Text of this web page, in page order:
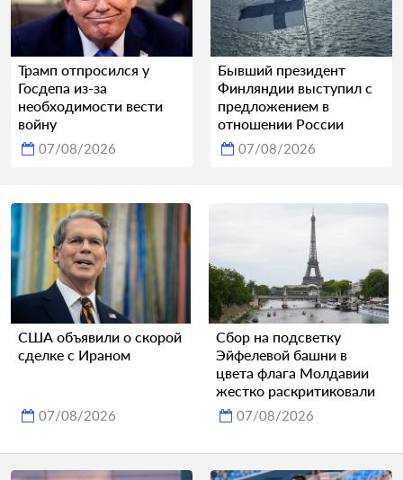
Трамп отпросился у
Госдепа из-за
необходимости вести
войну
07/08/2026
Бывший президент
Финляндии выступил с
предложением в
отношении России
07/08/2026
США объявили о скорой
сделке с Ираном
07/08/2026
Сбор на подсветку
Эйфелевой башни в
цвета флага Молдавии
жестко раскритиковали
07/08/2026